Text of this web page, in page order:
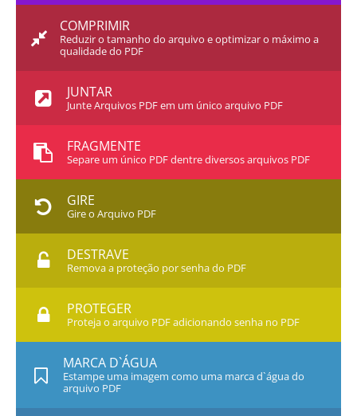
COMPRIMIR
Reduzir o tamanho do arquivo e optimizar o máximo a
qualidade do PDF
JUNTAR
Junte Arquivos PDF em um único arquivo PDF
FRAGMENTE
Separe um único PDF dentre diversos arquivos PDF
GIRE
Gire o Arquivo PDF
DESTRAVE
Remova a proteção por senha do PDF
PROTEGER
Proteja o arquivo PDF adicionando senha no PDF
MARCA D`ÁGUA
Estampe uma imagem como uma marca d`água do
arquivo PDF